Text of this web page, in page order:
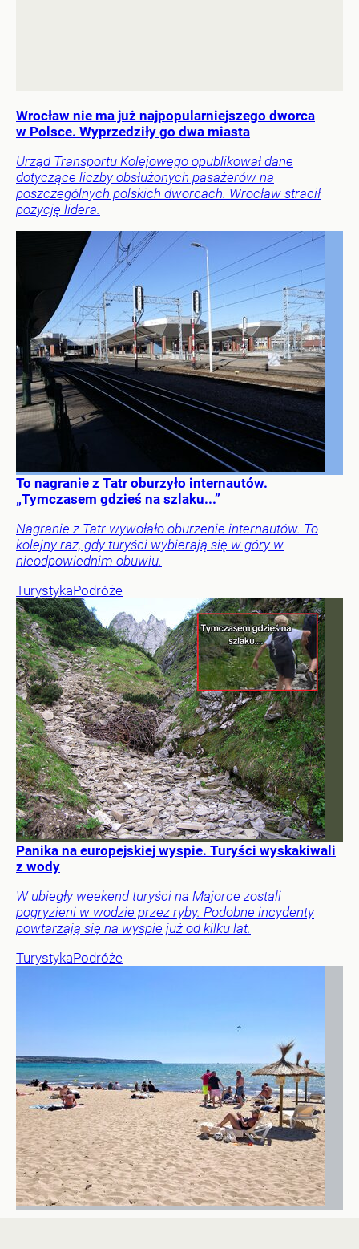
Wrocław nie ma już najpopularniejszego dworca
w Polsce. Wyprzedziły go dwa miasta
Urząd Transportu Kolejowego opublikował dane
dotyczące liczby obsłużonych pasażerów na
poszczególnych polskich dworcach. Wrocław stracił
pozycję lidera.
To nagranie z Tatr oburzyło internautów.
„Tymczasem gdzieś na szlaku...”
Nagranie z Tatr wywołało oburzenie internautów. To
kolejny raz, gdy turyści wybierają się w góry w
nieodpowiednim obuwiu.
TurystykaPodróże
Panika na europejskiej wyspie. Turyści wyskakiwali
z wody
W ubiegły weekend turyści na Majorce zostali
pogryzieni w wodzie przez ryby. Podobne incydenty
powtarzają się na wyspie już od kilku lat.
TurystykaPodróże